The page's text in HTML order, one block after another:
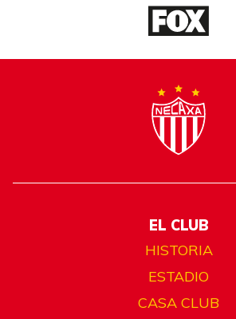
EL CLUB
HISTORIA
ESTADIO
CASA CLUB